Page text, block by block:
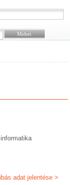
adat jelentése >